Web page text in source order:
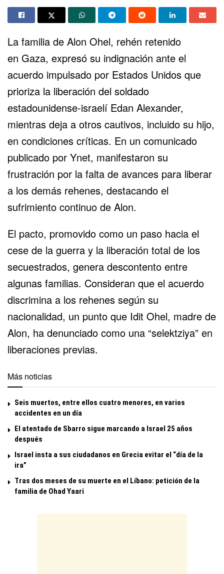
La familia de Alon Ohel, rehén retenido
en Gaza, expresó su indignación ante el
acuerdo impulsado por Estados Unidos que
prioriza la liberación del soldado
estadounidense-israelí Edan Alexander,
mientras deja a otros cautivos, incluido su hijo,
en condiciones críticas. En un comunicado
publicado por Ynet, manifestaron su
frustración por la falta de avances para liberar
a los demás rehenes, destacando el
sufrimiento continuo de Alon.
El pacto, promovido como un paso hacia el
cese de la guerra y la liberación total de los
secuestrados, genera descontento entre
algunas familias. Consideran que el acuerdo
discrimina a los rehenes según su
nacionalidad, un punto que Idit Ohel, madre de
Alon, ha denunciado como una “selektziya” en
liberaciones previas.
Más noticias
Seis muertos, entre ellos cuatro menores, en varios
accidentes en un día
El atentado de Sbarro sigue marcando a Israel 25 años
después
Israel insta a sus ciudadanos en Grecia evitar el “día de la
ira”
Tras dos meses de su muerte en el Líbano: petición de la
familia de Ohad Yaari